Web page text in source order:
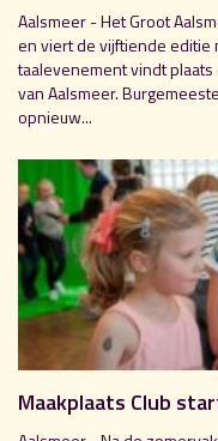
Aalsmeer - Het Groot
en viert de vijftiende editie
taalevenement vindt
van Aalsmeer.
opnieuw...
Maakplaats Club